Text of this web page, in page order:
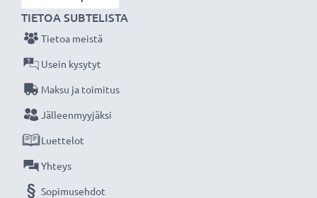
TIETOA SUBTELISTA
Tietoa meistä
Usein kysytyt
Maksu ja toimitus
Jälleenmyyjäksi
Luettelot
Yhteys
Sopimusehdot